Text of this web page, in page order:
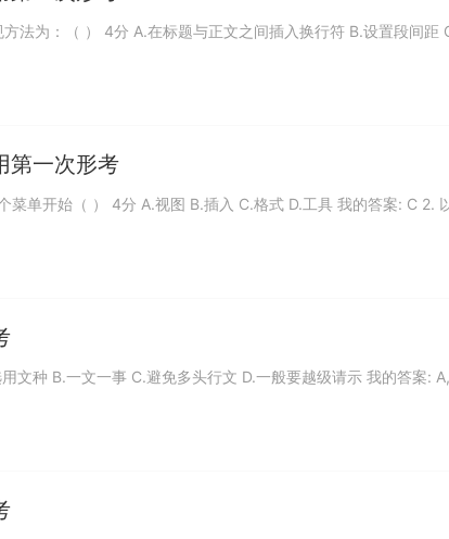
法为：（ ） 4分 A.在标题与正文之间插入换行符 B.设置段间距
第一次形考
单开始（ ） 4分 A.视图 B.插入 C.格式 D.工具 我的答案: C 2.
文种 B.一文一事 C.避免多头行文 D.一般要越级请示 我的答案: